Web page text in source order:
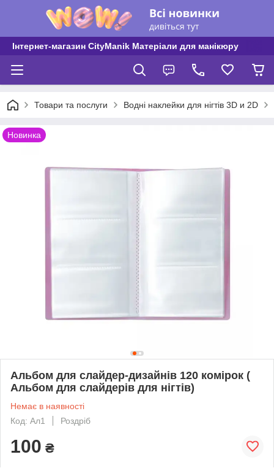
Інтернет-магазин CityManik Матеріали для манікюру
Товари та послуги Водні наклейки для нігтів 3D и 2D
Новинка
Альбом для слайдер-дизайнів 120 комірок (
Альбом для слайдерів для нігтів)
Немає в наявності
Код: Ал1
Роздріб
100 ₴